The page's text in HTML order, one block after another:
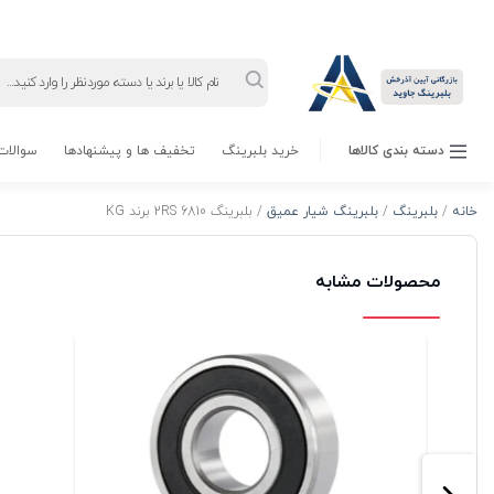
search
دسته بندی کالاها خرید بلبرینگ تخفیف ها و پیشنهادها
خانه / بلبرینگ / بلبرینگ شیار عمیق / بلبرینگ 6810 2RS برند KG
محصولات مشابه